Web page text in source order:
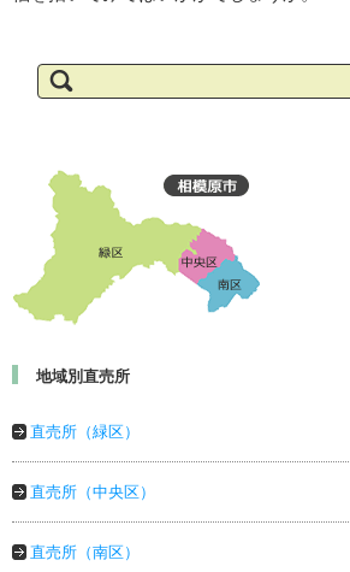
索:
地域別直売所
直売所（緑区）
直売所（中央区）
直売所（南区）